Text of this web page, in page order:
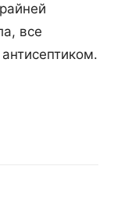
все